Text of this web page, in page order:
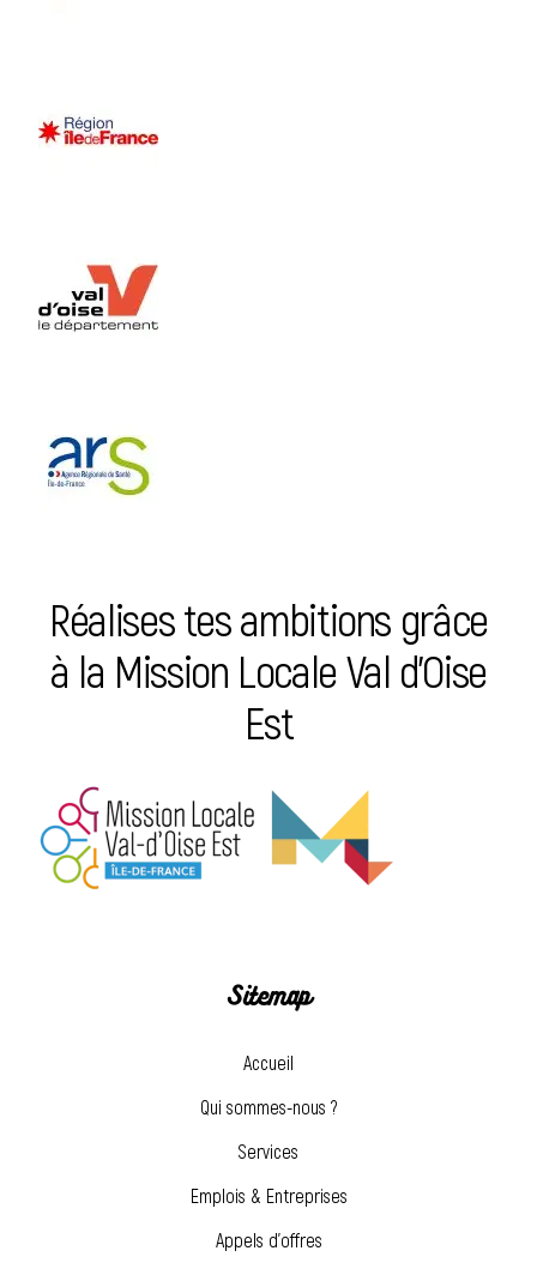
Réalises tes ambitions grâce
à la Mission Locale Val d’Oise
Est
Sitemap
Accueil
Qui sommes-nous ?
Services
Emplois & Entreprises
Appels d’offres